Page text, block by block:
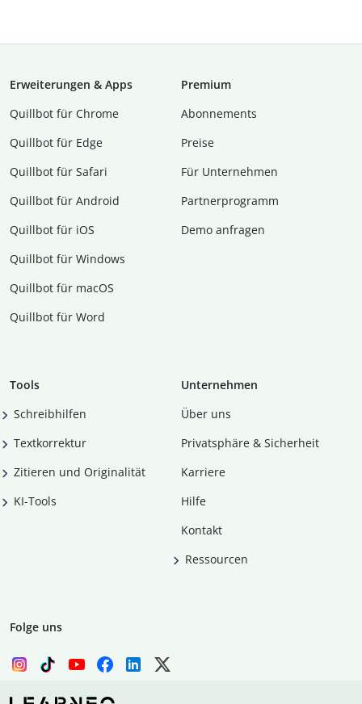
Erweiterungen & Apps
Quillbot für Chrome
Quillbot für Edge
Quillbot für Safari
Quillbot für Android
Quillbot für iOS
Quillbot für Windows
Quillbot für macOS
Quillbot für Word
Premium
Abon­ne­ments
Preise
Für Unternehmen
Partnerprogramm
Demo anfragen
Tools
Schreibhilfen
Textkorrektur
Zitieren und Originalität
KI-Tools
Unternehmen
Über uns
Privatsphäre & Sicherheit
Karriere
Hilfe
Kontakt
Ressourcen
Folge uns